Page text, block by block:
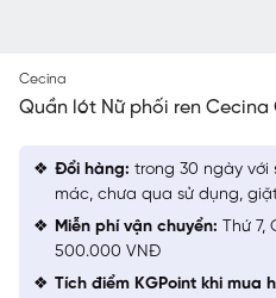
Cecina
Quần lót Nữ phối ren Cecina
Đổi hàng: trong 30 ngày với
mác, chưa qua sử dụng,
Miễn phí vận chuyển: Thứ 7,
500.000 VNĐ
Tích điểm KGPoint khi mua